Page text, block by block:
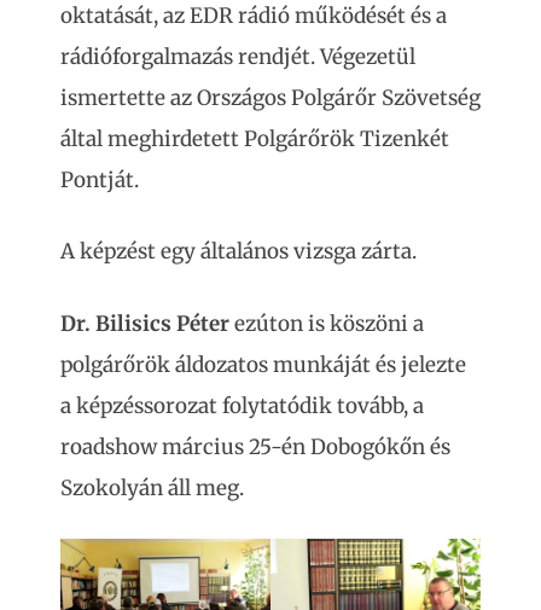
oktatását, az EDR rádió működését és a
rádióforgalmazás rendjét. Végezetül
ismertette az Országos Polgárőr Szövetség
által meghirdetett Polgárőrök Tizenkét
Pontját.
A képzést egy általános vizsga zárta.
Dr. Bilisics Péterezúton is köszöni a
polgárőrök áldozatos munkáját és jelezte
a képzéssorozat folytatódik tovább, a
roadshow március 25-én Dobogókőn és
Szokolyán áll meg.